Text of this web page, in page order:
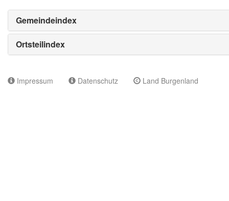
Gemeindeindex
Ortsteilindex
Impressum Datenschutz Land Burgenland